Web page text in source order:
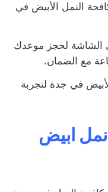
النمل الأبيض في
الشاشة لحجز موعدك
مع الضمان.
في جدة لتجربة
ابيض